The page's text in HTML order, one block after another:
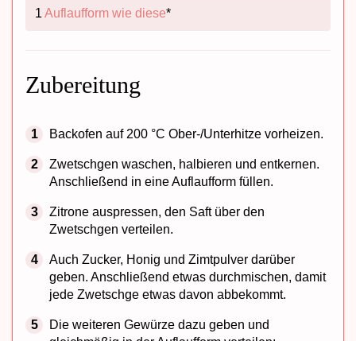
1 Auflaufform wie diese*
Zubereitung
Backofen auf 200 °C Ober-/Unterhitze vorheizen.
Zwetschgen waschen, halbieren und entkernen.
Anschließend in eine Auflaufform füllen.
Zitrone auspressen, den Saft über den
Zwetschgen verteilen.
Auch Zucker, Honig und Zimtpulver darüber
geben. Anschließend etwas durchmischen, damit
jede Zwetschge etwas davon abbekommt.
Die weiteren Gewürze dazu geben und